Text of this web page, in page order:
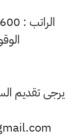
تقديم السيرة